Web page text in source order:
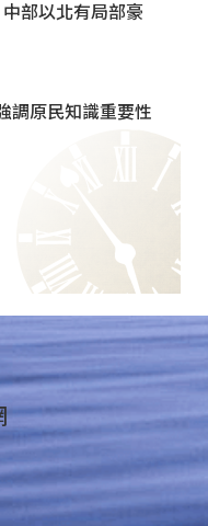
部以北有局部豪
調原民知識重要性